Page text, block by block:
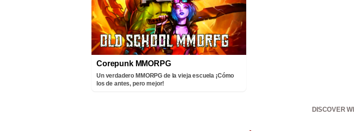
Corepunk MMORPG
Un verdadero MMORPG de la vieja escuela ¡Cómo
los de antes, pero mejor!
DISCOVER